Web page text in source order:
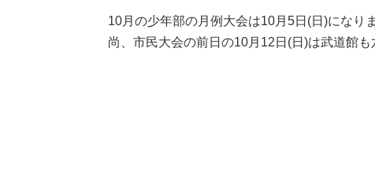
10月の少年部の月例大会は10月5日(日)になりま
尚、市民大会の前日の10月12日(日)は武道館